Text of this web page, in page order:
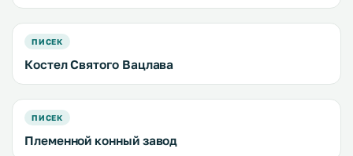
ПИСЕК
Костел Святого Вацлава
ПИСЕК
Племенной конный завод